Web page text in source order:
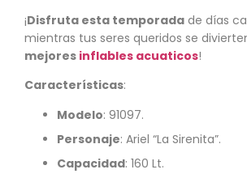
¡Disfruta esta temporada de días
mientras tus seres queridos se
mejores inflables acuaticos!
Características:
Modelo: 91097.
Personaje: Ariel “La Sirenita”.
Capacidad: 160 Lt.